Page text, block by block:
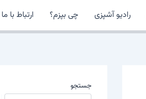
رادیو آشپزی چی بپزم؟ ارتباط با ما
جستجو